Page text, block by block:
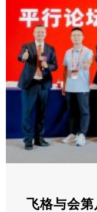
飞格与会